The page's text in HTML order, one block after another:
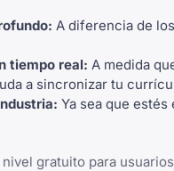
A diferencia de
tiempo real: A medida
a sincronizar tu
Ya sea que
gratuito para